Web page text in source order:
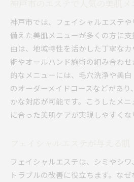
神戸市では、フェイシャルエステ
備えた美肌メニューが多くの方に
由は、地域特性を活かした丁寧な
術やオールハンド施術の組み合わ
的なメニューには、毛穴洗浄や美
のオーダーメイドコースなどがあ
かな対応が可能です。こうしたメ
に合った美肌ケアが実現しやすくな
フェイシャルエステは、シミやシ
トラブルの改善に役立ちます。な